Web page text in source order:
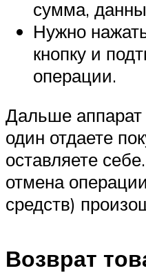
сумма,
Нужно
кнопку и
операции.
Дальше аппарат
один отдаете
оставляете
отмена
средств)
Возврат